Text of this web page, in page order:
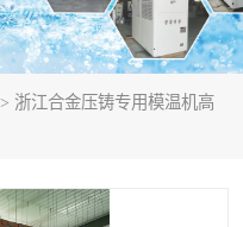
> 浙江合金压铸专用模温机高